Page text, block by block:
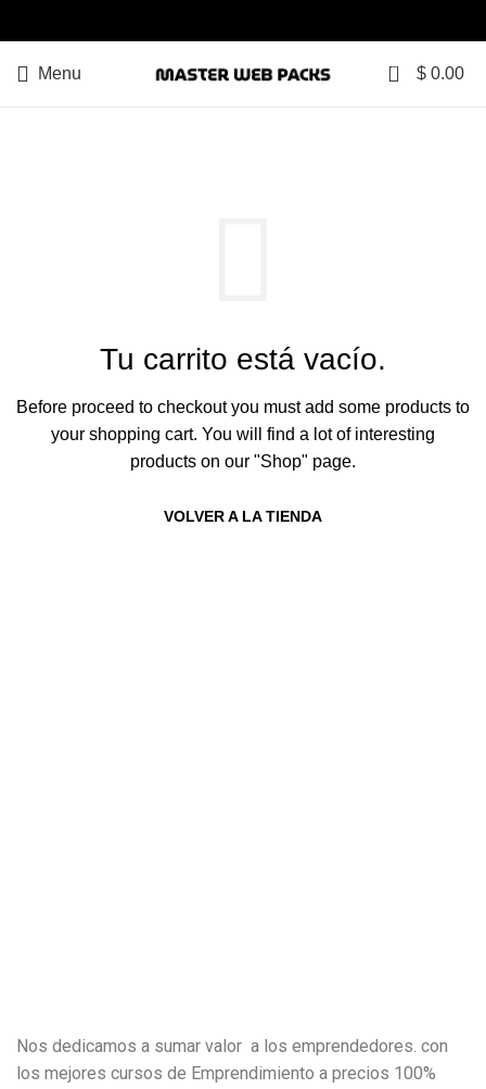
Menu 0 $ 0.00
Tu carrito está vacío.
Before proceed to checkout you must add some products to
your shopping cart. You will find a lot of interesting
products on our "Shop" page.
VOLVER A LA TIENDA
Nos dedicamos a sumar valor a los emprendedores. con
los mejores cursos de Emprendimiento a precios 100%